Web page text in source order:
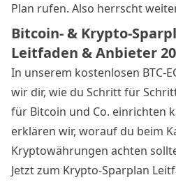
Plan rufen. Also herrscht
Bitcoin- & Krypto-
Leitfaden & Anbieter
In unserem kostenlosen BTC-
wir dir, wie du Schritt für
für Bitcoin und Co. einrichten
erklären wir, worauf du beim
Kryptowährungen achten
Jetzt zum Krypto-Sparplan